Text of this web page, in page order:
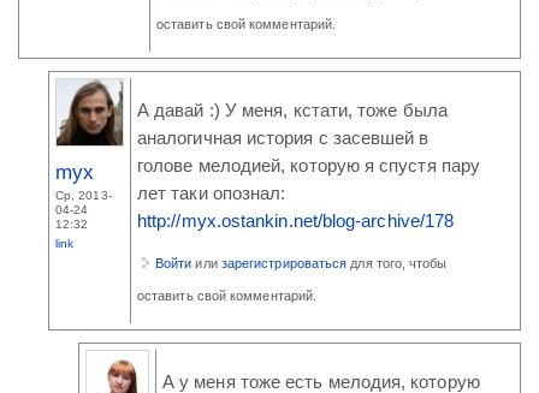
оставить свой комментарий.
myx
Ср, 2013-
04-24
12:32
link
А давай :) У меня, кстати, тоже была
аналогичная история с засевшей в
голове мелодией, которую я спустя пару
лет таки опознал:
http://myx.ostankin.net/blog-archive/178
Войти или зарегистрироваться для того, чтобы
оставить свой комментарий.
А у меня тоже есть мелодия, которую